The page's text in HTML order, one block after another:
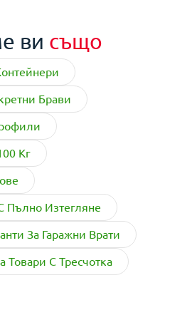
ви също
Брави
Кг
Пълно Изтегляне
За Гаражни Врати
Товари С Тресчотка